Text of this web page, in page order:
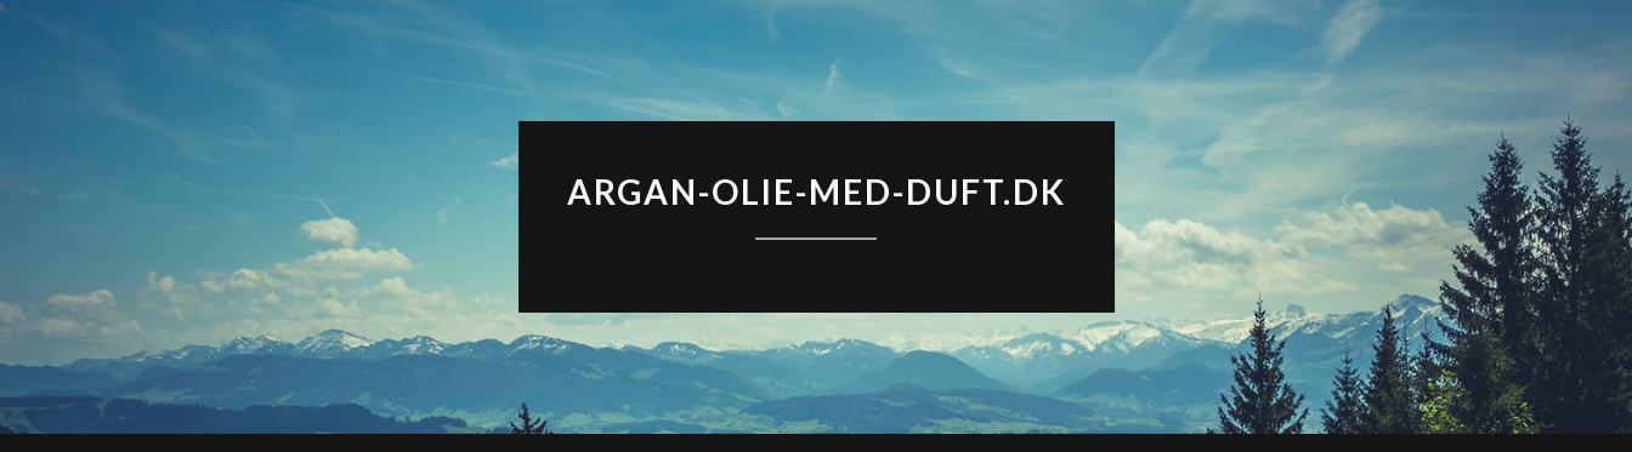
ARGAN-OLIE-MED-DUFT.DK